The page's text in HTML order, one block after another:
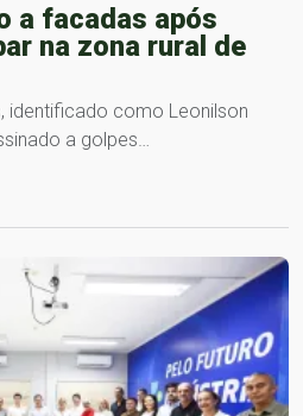
a facadas após
na zona rural de
identificado como Leonilson
a golpes…